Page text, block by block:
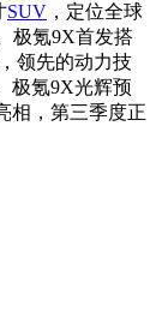
SUV ，定位全球
极氪9X首发搭
领先的动力技
极氪9X光辉预
相，第三季度正